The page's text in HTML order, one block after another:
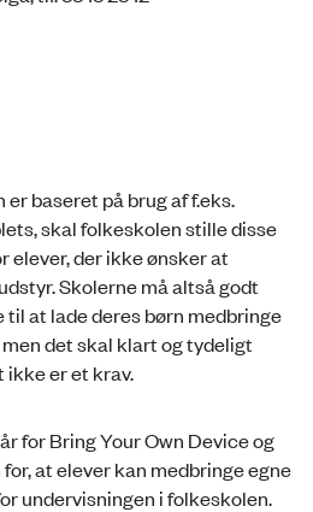
baseret på brug af f.eks.
skal folkeskolen stille disse
elever, der ikke ønsker at
Skolerne må altså godt
at lade deres børn medbringe
det skal klart og tydeligt
ikke er et krav.
for Bring Your Own Device og
at elever kan medbringe egne
undervisningen i folkeskolen.